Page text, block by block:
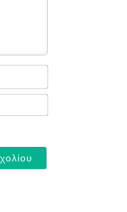
Name*
Email*